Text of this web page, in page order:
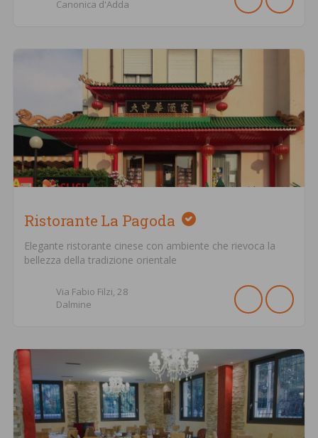
Canonica d'Adda
Ristorante La Pagoda
Elegante ristorante cinese con ambiente che rievoca la
bellezza della tradizione orientale
Via Fabio Filzi, 28
Dalmine